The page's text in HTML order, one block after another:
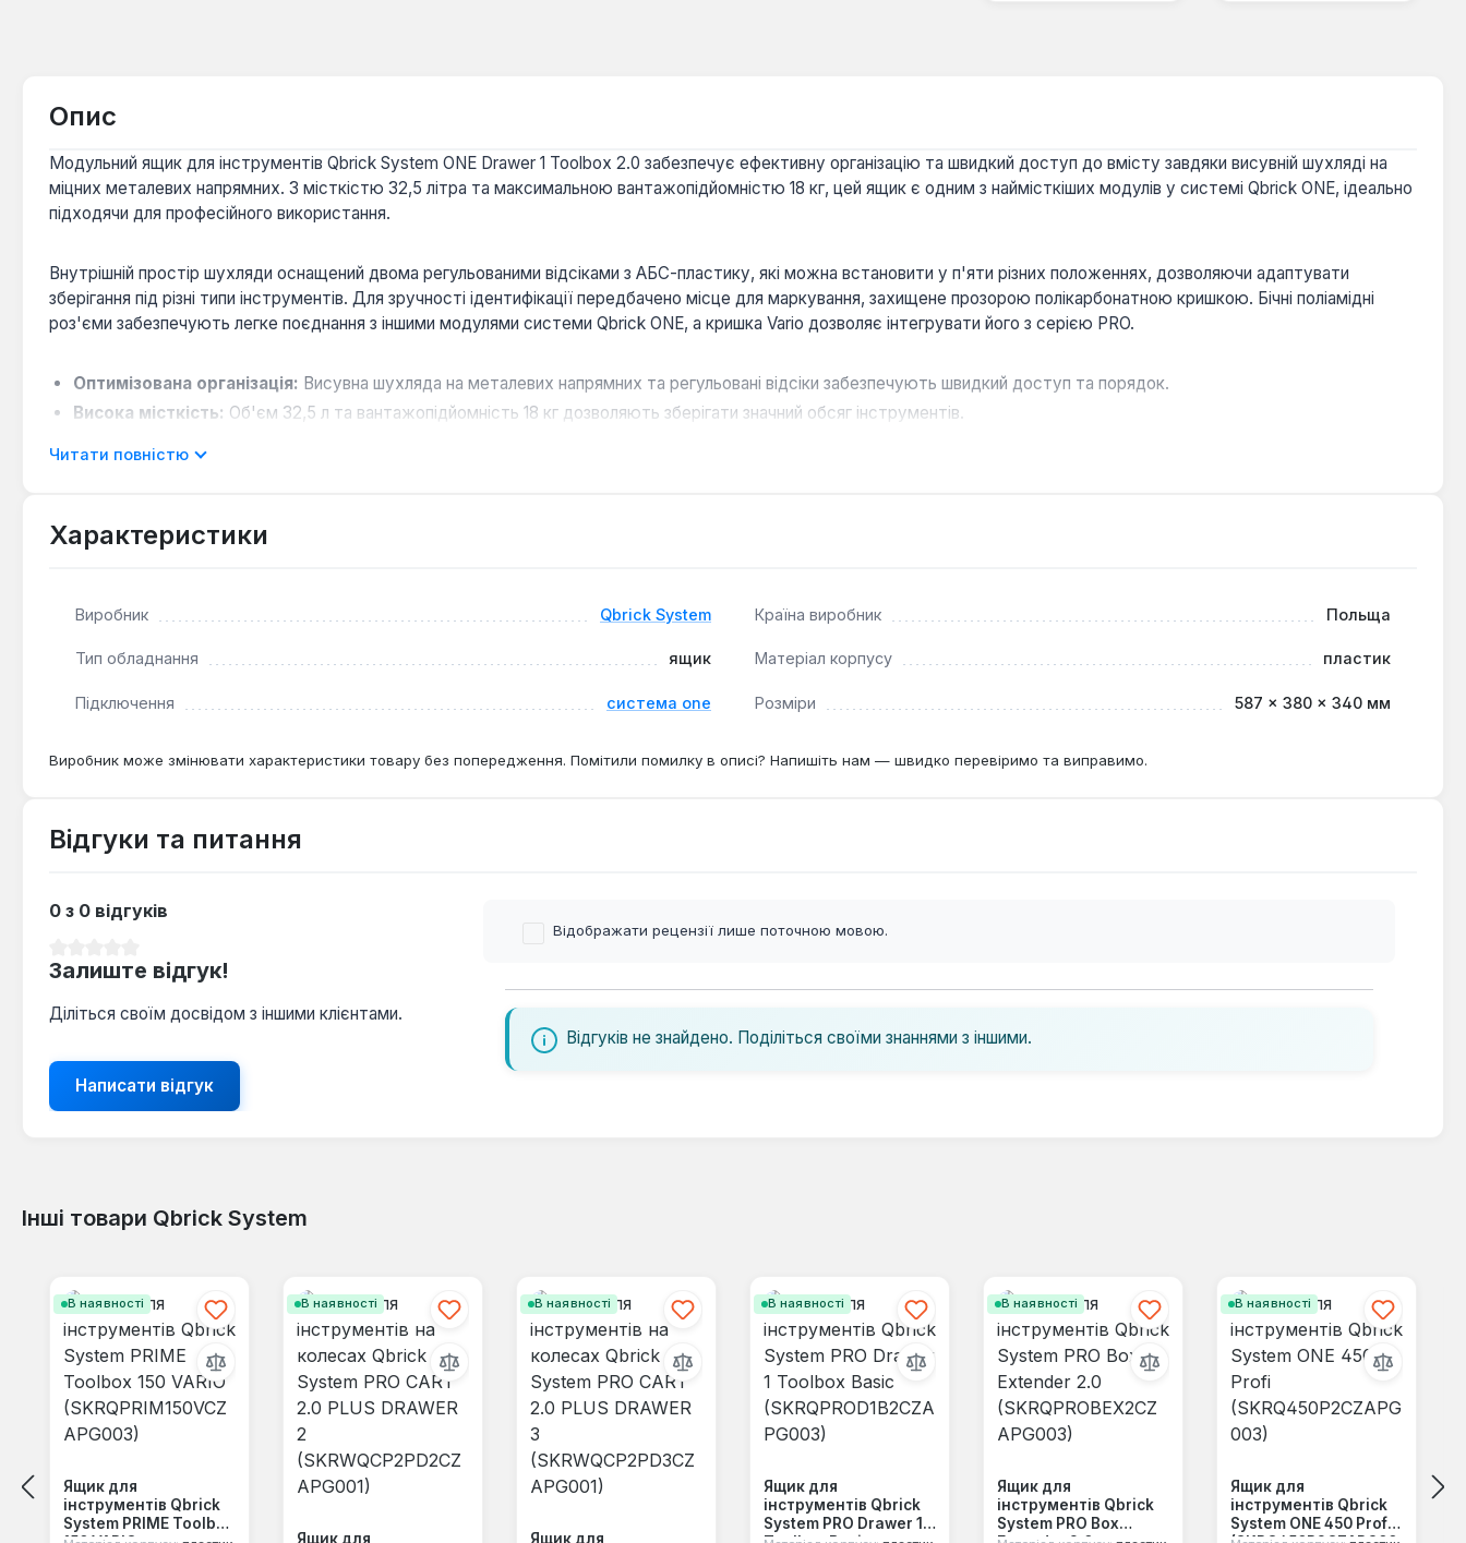
Опис
Модульний ящик для інструментів Qbrick System ONE Drawer 1 Toolbox 2.0 забезпечує ефективну організацію та швидкий доступ до вмісту завдяки висувній шухляді на
міцних металевих напрямних. З місткістю 32,5 літра та максимальною вантажопідйомністю 18 кг, цей ящик є одним з наймісткіших модулів у системі Qbrick ONE, ідеально
підходячи для професійного використання.
Внутрішній простір шухляди оснащений двома регульованими відсіками з АБС-пластику, які можна встановити у п'яти різних положеннях, дозволяючи адаптувати
зберігання під різні типи інструментів. Для зручності ідентифікації передбачено місце для маркування, захищене прозорою полікарбонатною кришкою. Бічні поліамідні
роз'єми забезпечують легке поєднання з іншими модулями системи Qbrick ONE, а кришка Vario дозволяє інтегрувати його з серією PRO.
Оптимізована організація: Висувна шухляда на металевих напрямних та регульовані відсіки забезпечують швидкий доступ та порядок.
Висока місткість: Об'єм 32,5 л та вантажопідйомність 18 кг дозволяють зберігати значний обсяг інструментів.
та обмеження щодо використання як основи для інших ящиків серії Drawer.
Читати повністю
Характеристики
Виробник Qbrick System Країна виробник Польща
Тип обладнання ящик Матеріал корпусу пластик
Підключення система one Розміри 587 × 380 × 340 мм
Виробник може змінювати характеристики товару без попередження. Помітили помилку в описі? Напишіть нам — швидко перевіримо та виправимо.
Відгуки та питання
0 з 0 відгуків
Залиште відгук!
Діліться своїм досвідом з іншими клієнтами.
Написати відгук
Відображати рецензії лише поточною мовою.
Відгуків не знайдено. Поділіться своїми знаннями з іншими.
Інші товари Qbrick System
В наявності
Ящик для
інструментів Qbrick
System PRIME Toolbox
В наявності
Ящик для
В наявності
Ящик для
В наявності
Ящик для
інструментів Qbrick
System PRO Drawer 1
В наявності
Ящик для
інструментів Qbrick
System PRO Box
В наявності
Ящик для
інструментів Qbrick
System ONE 450 Profi